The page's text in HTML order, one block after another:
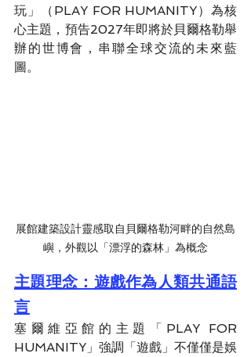
玩」（PLAY FOR HUMANITY）為核
心主題，預告2027年即將於貝爾格勒舉
辦的世博會，串聯全球交流的未來藍
圖。
展館建築設計靈感取自貝爾格勒河畔的自然島
嶼，外觀以「漂浮的森林」為概念
主題理念：遊戲作為人類共通語
言
塞爾維亞館的主題「PLAY FOR
HUMANITY」強調「遊戲」不僅僅是娛